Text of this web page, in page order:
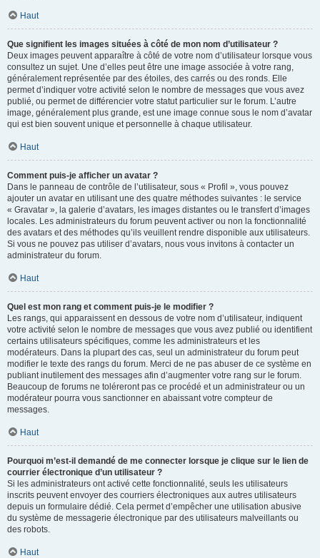
Haut
Que signifient les images situées à côté de mon nom d’utilisateur ?
Deux images peuvent apparaître à côté de votre nom d’utilisateur lorsque vous
consultez un sujet. Une d’elles peut être une image associée à votre rang,
généralement représentée par des étoiles, des carrés ou des ronds. Elle
permet d’indiquer votre activité selon le nombre de messages que vous avez
publié, ou permet de différencier votre statut particulier sur le forum. L’autre
image, généralement plus grande, est une image connue sous le nom d’avatar
qui est bien souvent unique et personnelle à chaque utilisateur.
Haut
Comment puis-je afficher un avatar ?
Dans le panneau de contrôle de l’utilisateur, sous « Profil », vous pouvez
ajouter un avatar en utilisant une des quatre méthodes suivantes : le service
« Gravatar », la galerie d’avatars, les images distantes ou le transfert d’images
locales. Les administrateurs du forum peuvent activer ou non la fonctionnalité
des avatars et des méthodes qu’ils veuillent rendre disponible aux utilisateurs.
Si vous ne pouvez pas utiliser d’avatars, nous vous invitons à contacter un
administrateur du forum.
Haut
Quel est mon rang et comment puis-je le modifier ?
Les rangs, qui apparaissent en dessous de votre nom d’utilisateur, indiquent
votre activité selon le nombre de messages que vous avez publié ou identifient
certains utilisateurs spécifiques, comme les administrateurs et les
modérateurs. Dans la plupart des cas, seul un administrateur du forum peut
modifier le texte des rangs du forum. Merci de ne pas abuser de ce système en
publiant inutilement des messages afin d’augmenter votre rang sur le forum.
Beaucoup de forums ne toléreront pas ce procédé et un administrateur ou un
modérateur pourra vous sanctionner en abaissant votre compteur de
messages.
Haut
Pourquoi m’est-il demandé de me connecter lorsque je clique sur le lien de
courrier électronique d’un utilisateur ?
Si les administrateurs ont activé cette fonctionnalité, seuls les utilisateurs
inscrits peuvent envoyer des courriers électroniques aux autres utilisateurs
depuis un formulaire dédié. Cela permet d’empêcher une utilisation abusive
du système de messagerie électronique par des utilisateurs malveillants ou
des robots.
Haut